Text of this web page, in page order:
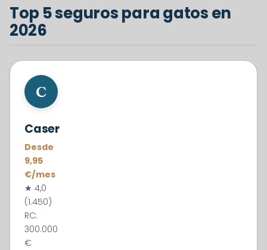
Top 5 seguros para gatos en
2026
#1
C
Caser
Desde
9,95
€/mes
★ 4,0
(1.450)
RC:
300.000
€